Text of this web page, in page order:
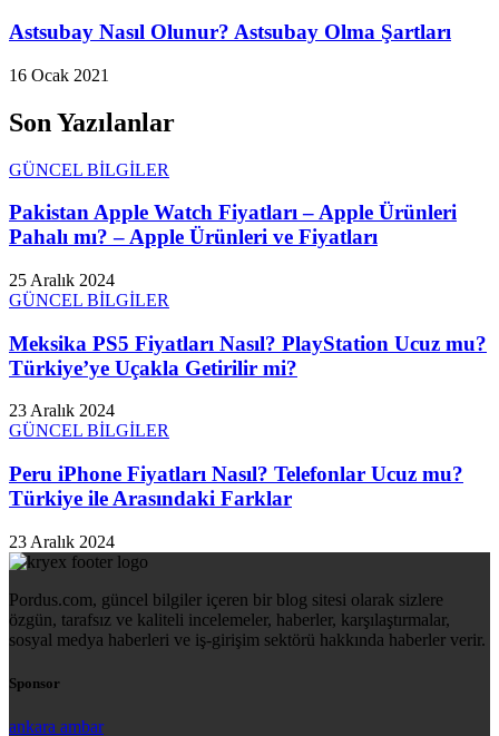
Astsubay Nasıl Olunur? Astsubay Olma Şartları
16 Ocak 2021
Son Yazılanlar
GÜNCEL BİLGİLER
Pakistan Apple Watch Fiyatları – Apple Ürünleri
Pahalı mı? – Apple Ürünleri ve Fiyatları
25 Aralık 2024
GÜNCEL BİLGİLER
Meksika PS5 Fiyatları Nasıl? PlayStation Ucuz mu?
Türkiye’ye Uçakla Getirilir mi?
23 Aralık 2024
GÜNCEL BİLGİLER
Peru iPhone Fiyatları Nasıl? Telefonlar Ucuz mu?
Türkiye ile Arasındaki Farklar
23 Aralık 2024
Pordus.com, güncel bilgiler içeren bir blog sitesi olarak sizlere
özgün, tarafsız ve kaliteli incelemeler, haberler, karşılaştırmalar,
sosyal medya haberleri ve iş-girişim sektörü hakkında haberler verir.
Sponsor
ankara ambar